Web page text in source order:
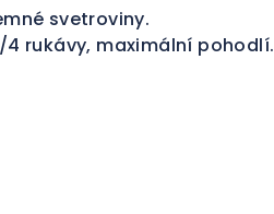
svetroviny.
rukávy, maximální pohodlí.